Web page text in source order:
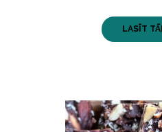
LASĪT